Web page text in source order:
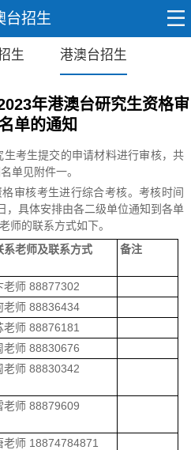
台招生
生 港澳台招生
年港澳台研究生资格审
单的通知
考生提交的申请材料进行审核，共
单见附件一。
审核考生进行综合考核。考核时间
，具体安排由各二级单位通知到各单
师的联系方式如下。
系老师及联系方式 备注
老师 88877302
老师 88836434
老师 88876181
老师 88830676
老师 88830342
老师 88879609
老师 18874784871